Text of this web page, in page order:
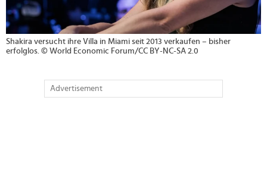
Shakira versucht ihre Villa in Miami seit 2013 verkaufen – bisher
erfolglos. © World Economic Forum/CC BY-NC-SA 2.0
Advertisement